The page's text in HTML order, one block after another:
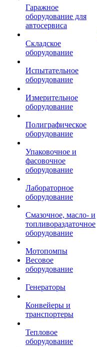
Гаражное
оборудование для
автосервиса
Складское
оборудование
Испытательное
оборудование
Измерительное
оборудование
Полиграфическое
оборудование
Упаковочное и
фасовочное
оборудование
Лабораторное
оборудование
Смазочное, масло- и
топливораздаточное
оборудование
Мотопомпы
Весовое
оборудование
Генераторы
Конвейеры и
транспортеры
Тепловое
оборудование